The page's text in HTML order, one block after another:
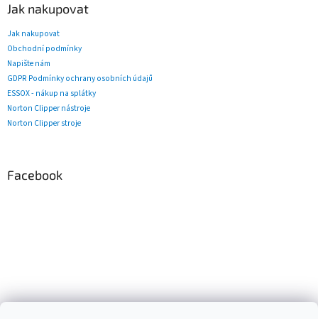
Jak nakupovat
Jak nakupovat
Obchodní podmínky
Napište nám
GDPR Podmínky ochrany osobních údajů
ESSOX - nákup na splátky
Norton Clipper nástroje
Norton Clipper stroje
Facebook